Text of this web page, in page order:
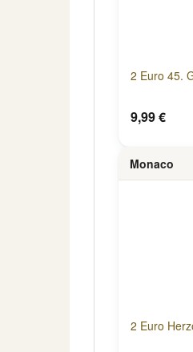
2 Euro 45.
9,99 €
Monaco
2 Euro